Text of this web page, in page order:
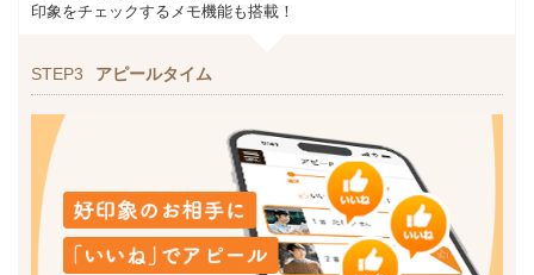
印象をチェックするメモ機能も搭載！
STEP3 アピールタイム